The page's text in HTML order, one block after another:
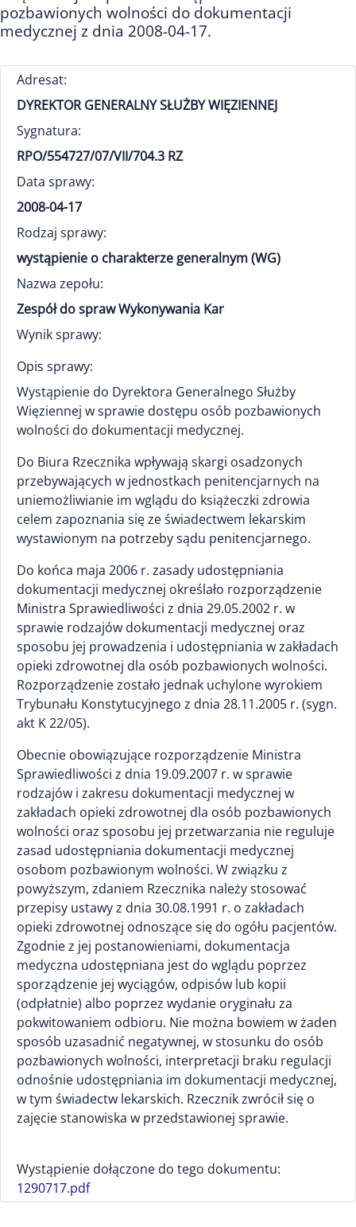
pozbawionych wolności do dokumentacji
medycznej z dnia 2008-04-17.
Adresat:
DYREKTOR GENERALNY SŁUŻBY WIĘZIENNEJ
Sygnatura:
RPO/554727/07/VII/704.3 RZ
Data sprawy:
2008-04-17
Rodzaj sprawy:
wystąpienie o charakterze generalnym (WG)
Nazwa zepołu:
Zespół do spraw Wykonywania Kar
Wynik sprawy:
Opis sprawy:
Wystąpienie do Dyrektora Generalnego Służby
Więziennej w sprawie dostępu osób pozbawionych
wolności do dokumentacji medycznej.
Do Biura Rzecznika wpływają skargi osadzonych
przebywających w jednostkach penitencjarnych na
uniemożliwianie im wglądu do książeczki zdrowia
celem zapoznania się ze świadectwem lekarskim
wystawionym na potrzeby sądu penitencjarnego.
Do końca maja 2006 r. zasady udostępniania
dokumentacji medycznej określało rozporządzenie
Ministra Sprawiedliwości z dnia 29.05.2002 r. w
sprawie rodzajów dokumentacji medycznej oraz
sposobu jej prowadzenia i udostępniania w zakładach
opieki zdrowotnej dla osób pozbawionych wolności.
Rozporządzenie zostało jednak uchylone wyrokiem
Trybunału Konstytucyjnego z dnia 28.11.2005 r. (sygn.
akt K 22/05).
Obecnie obowiązujące rozporządzenie Ministra
Sprawiedliwości z dnia 19.09.2007 r. w sprawie
rodzajów i zakresu dokumentacji medycznej w
zakładach opieki zdrowotnej dla osób pozbawionych
wolności oraz sposobu jej przetwarzania nie reguluje
zasad udostępniania dokumentacji medycznej
osobom pozbawionym wolności. W związku z
powyższym, zdaniem Rzecznika należy stosować
przepisy ustawy z dnia 30.08.1991 r. o zakładach
opieki zdrowotnej odnoszące się do ogółu pacjentów.
Zgodnie z jej postanowieniami, dokumentacja
medyczna udostępniana jest do wglądu poprzez
sporządzenie jej wyciągów, odpisów lub kopii
(odpłatnie) albo poprzez wydanie oryginału za
pokwitowaniem odbioru. Nie można bowiem w żaden
sposób uzasadnić negatywnej, w stosunku do osób
pozbawionych wolności, interpretacji braku regulacji
odnośnie udostępniania im dokumentacji medycznej,
w tym świadectw lekarskich. Rzecznik zwrócił się o
zajęcie stanowiska w przedstawionej sprawie.
Wystąpienie dołączone do tego dokumentu:
1290717.pdf